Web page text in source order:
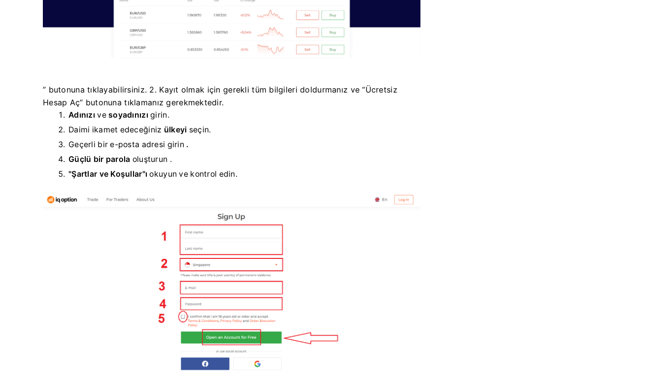
” butonuna tıklayabilirsiniz. 2. Kayıt olmak için gerekli tüm bilgileri doldurmanız ve “Ücretsiz
Hesap Aç” butonuna tıklamanız gerekmektedir.
Adınızı vesoyadınızı girin.
Daimi ikamet edeceğiniz ülkeyi seçin.
Geçerli bir e-posta adresi girin .
Güçlü bir parola oluşturun .
"Şartlar ve Koşullar"ı okuyunve kontrol edin.